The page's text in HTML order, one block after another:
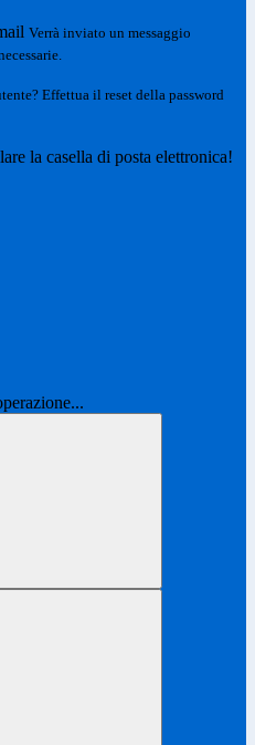
Verrà inviato un messaggio
Effettua il reset della password
la casella di posta elettronica!